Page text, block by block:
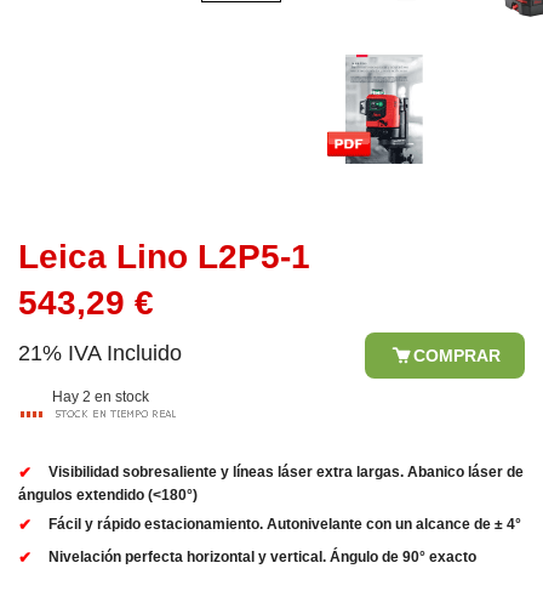
Leica Lino L2P5-1
543,29 €
21% IVA Incluido
Hay 2 en stock
COMPRAR
Visibilidad sobresaliente y líneas láser extra largas. Abanico láser de
ángulos extendido (<180°)
Fácil y rápido estacionamiento. Autonivelante con un alcance de ± 4°
Nivelación perfecta horizontal y vertical. Ángulo de 90° exacto